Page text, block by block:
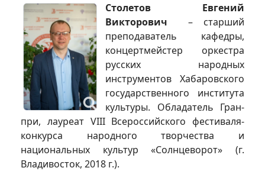
Столетов Евгений
Викторович
– старший
преподаватель кафедры,
концертмейстер оркестра
русских народных
инструментов Хабаровского
государственного института
культуры. Обладатель Гран-
при, лауреат VIII Всероссийского фестиваля-
конкурса народного творчества и
национальных культур «Солнцеворот» (г.
Владивосток, 2018 г.).